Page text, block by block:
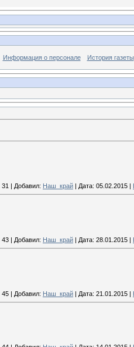
Информация о персонале История газеты
31 Добавил: Наш_край Дата: 05.02.2015
43 | Добавил: Наш_край | Дата: 28.01.2015 |
45 | Добавил: Наш_край | Дата: 21.01.2015 |